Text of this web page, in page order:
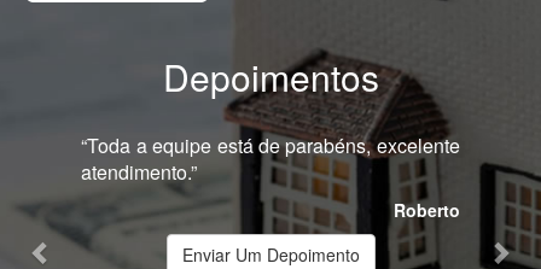
Depoimentos
“Toda a equipe está de parabéns, excelente
atendimento.”
Roberto
Enviar Um Depoimento